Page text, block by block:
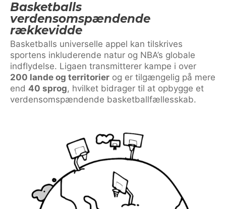
Basketballs
verdensomspændende
rækkevidde
Basketballs universelle appel kan tilskrives
sportens inkluderende natur og NBA’s globale
indflydelse. Ligaen transmitterer kampe i over
200 lande og territorier og er tilgængelig på mere
end 40 sprog, hvilket bidrager til at opbygge et
verdensomspændende basketballfællesskab.